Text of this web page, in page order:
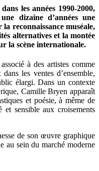
les années 1990-2000,
dizaine d’années une
reconnaissance muséale,
alternatives et la montée
la scène internationale.
à des artistes comme
les ventes d’ensemble,
élargi. Dans un contexte
Camille Bryen apparaît
et poésie, à même de
sensible aux croisements
de son œuvre graphique
au sein du marché moderne